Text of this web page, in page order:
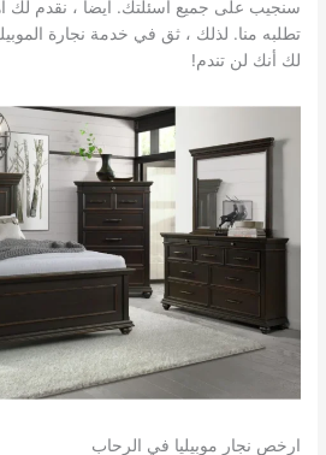
سنجيب على جميع أسئلتك. ايضا ، نقدم لك
تطلبه منا. لذلك ، ثق في خدمة نجارة
لك أنك لن تندم!
ارخص نجار موبيليا في الرحاب